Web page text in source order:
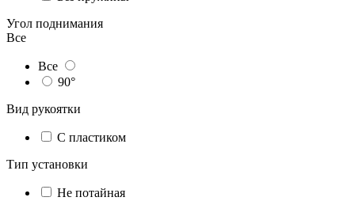
Угол поднимания
Все
Все
90°
Вид рукоятки
С пластиком
Тип установки
Не потайная